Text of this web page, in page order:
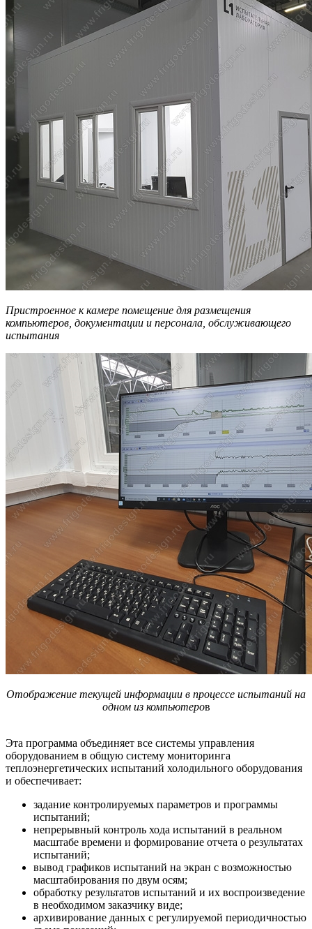
Пристроенное к камере помещение для размещения
компьютеров, документации и персонала, обслуживающего
испытания
Отображение текущей информации в процессе испытаний на
одном из компьютеров
Эта программа объединяет все системы управления
оборудованием в общую систему мониторинга
теплоэнергетических испытаний холодильного оборудования
и обеспечивает:
задание контролируемых параметров и программы
испытаний;
непрерывный контроль хода испытаний в реальном
масштабе времени и формирование отчета о результатах
испытаний;
вывод графиков испытаний на экран с возможностью
масштабирования по двум осям;
обработку результатов испытаний и их воспроизведение
в необходимом заказчику виде;
архивирование данных с регулируемой периодичностью